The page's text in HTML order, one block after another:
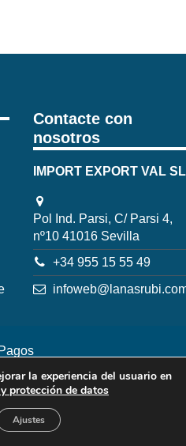
Contacte con
nosotros
IMPORT EXPORT VAL SL
Pol Ind. Parsi, C/ Parsi 4,
nº10 41016 Sevilla
+34 955 15 55 49
la experiencia del usuario en
protección de datos
Ajustes